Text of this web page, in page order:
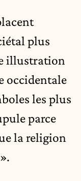
plus
illustration
occidentale
les plus
parce
la religion